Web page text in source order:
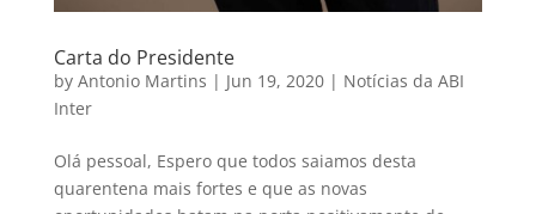
Carta do Presidente
by Antonio Martins | Jun 19, 2020| Notícias da ABI
Inter
Olá pessoal, Espero que todos saiamos desta
quarentena mais fortes e que as novas